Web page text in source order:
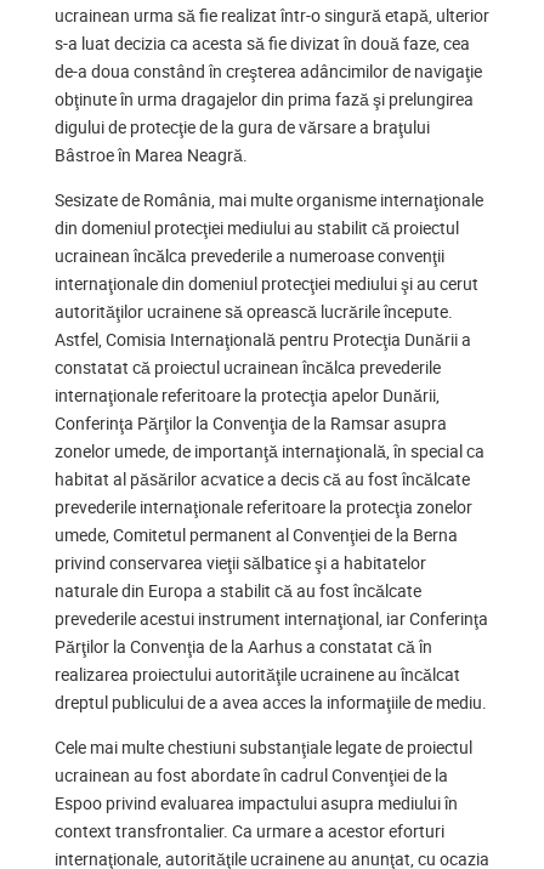
ucrainean urma să fie realizat într-o singură etapă, ulterior
s-a luat decizia ca acesta să fie divizat în două faze, cea
de-a doua constând în creşterea adâncimilor de navigaţie
obţinute în urma dragajelor din prima fază şi prelungirea
digului de protecţie de la gura de vărsare a braţului
Bâstroe în Marea Neagră.
Sesizate de România, mai multe organisme internaţionale
din domeniul protecţiei mediului au stabilit că proiectul
ucrainean încălca prevederile a numeroase convenţii
internaţionale din domeniul protecţiei mediului şi au cerut
autorităţilor ucrainene să oprească lucrările începute.
Astfel, Comisia Internaţională pentru Protecţia Dunării a
constatat că proiectul ucrainean încălca prevederile
internaţionale referitoare la protecţia apelor Dunării,
Conferinţa Părţilor la Convenţia de la Ramsar asupra
zonelor umede, de importanţă internaţională, în special ca
habitat al păsărilor acvatice a decis că au fost încălcate
prevederile internaţionale referitoare la protecţia zonelor
umede, Comitetul permanent al Convenţiei de la Berna
privind conservarea vieţii sălbatice şi a habitatelor
naturale din Europa a stabilit că au fost încălcate
prevederile acestui instrument internaţional, iar Conferinţa
Părţilor la Convenţia de la Aarhus a constatat că în
realizarea proiectului autorităţile ucrainene au încălcat
dreptul publicului de a avea acces la informaţiile de mediu.
Cele mai multe chestiuni substanţiale legate de proiectul
ucrainean au fost abordate în cadrul Convenţiei de la
Espoo privind evaluarea impactului asupra mediului în
context transfrontalier. Ca urmare a acestor eforturi
internaţionale, autorităţile ucrainene au anunţat, cu ocazia